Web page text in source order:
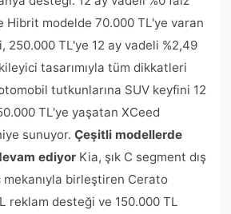
Hibrit modelde 70.000 TL'ye varan
250.000 TL'ye 12 ay vadeli %2,49
tasarımıyla tüm dikkatleri
tutkunlarına SUV keyfini 12
TL'ye yaşatan XCeed
sunuyor. Çeşitli modellerde
ediyor Kia, şık C segment dış
mekanıyla birleştiren Cerato
reklam desteği ve 150.000 TL